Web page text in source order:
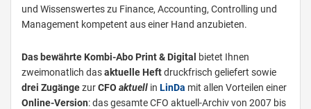
und Wissenswertes zu Finance, Accounting, Controlling und
Management kompetent aus einer Hand anzubieten.
Das bewährte Kombi-Abo Print & Digital bietet Ihnen
zweimonatlich dasaktuelle Heftdruckfrisch geliefert sowie
drei ZugängezurCFO aktuell in LinDa mit allen Vorteilen einer
Online-Version: das gesamte CFO aktuell-Archiv von 2007 bis